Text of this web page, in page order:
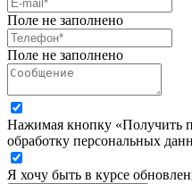
Поле не заполнено
Поле не заполнено
Нажимая кнопку «Получить
обработку персональных
Я хочу быть в курсе